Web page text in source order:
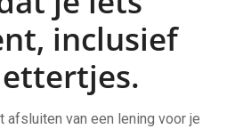
inclusief
afsluiten van een lening voor je